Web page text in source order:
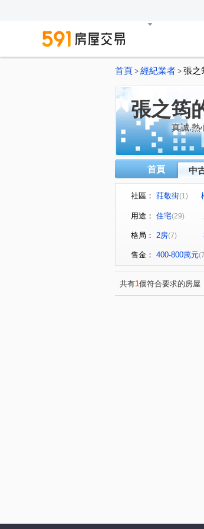
首頁 > 經紀業者 > 張之
張之筠
真誠.熱
首頁 中
社區： 莊敬街(1)
新豐一號
美居上德湛
新生二路(1)
蘭州街(1)
中正五街(1)
明新街(1)
用途： 住宅(29)
格局： 2房(7)
售金： 400-800萬元
共有1個符合要求的房屋